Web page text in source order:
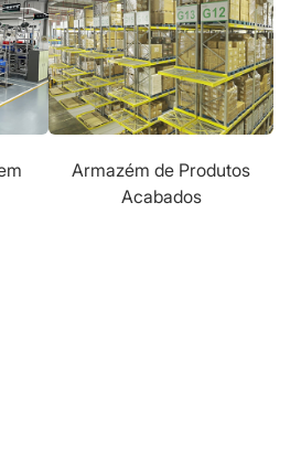
Armazém de Produtos
Acabados